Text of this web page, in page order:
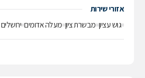
אזורי שירות
גוש עציון מבשרת ציון מעלה אדומים ירושלים